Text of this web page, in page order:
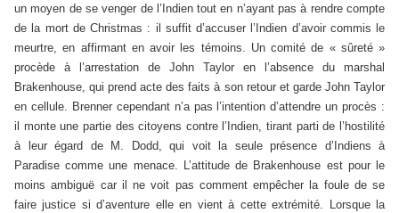
un moyen de se venger de l’Indien tout en n’ayant pas à rendre compte
de la mort de Christmas : il suffit d’accuser l’Indien d’avoir commis le
meurtre, en affirmant en avoir les témoins. Un comité de « sûreté »
procède à l’arrestation de John Taylor en l’absence du marshal
Brakenhouse, qui prend acte des faits à son retour et garde John Taylor
en cellule. Brenner cependant n’a pas l’intention d’attendre un procès :
il monte une partie des citoyens contre l’Indien, tirant parti de l’hostilité
à leur égard de M. Dodd, qui voit la seule présence d’Indiens à
Paradise comme une menace. L’attitude de Brakenhouse est pour le
moins ambiguë car il ne voit pas comment empêcher la foule de se
faire justice si d’aventure elle en vient à cette extrémité. Lorsque la